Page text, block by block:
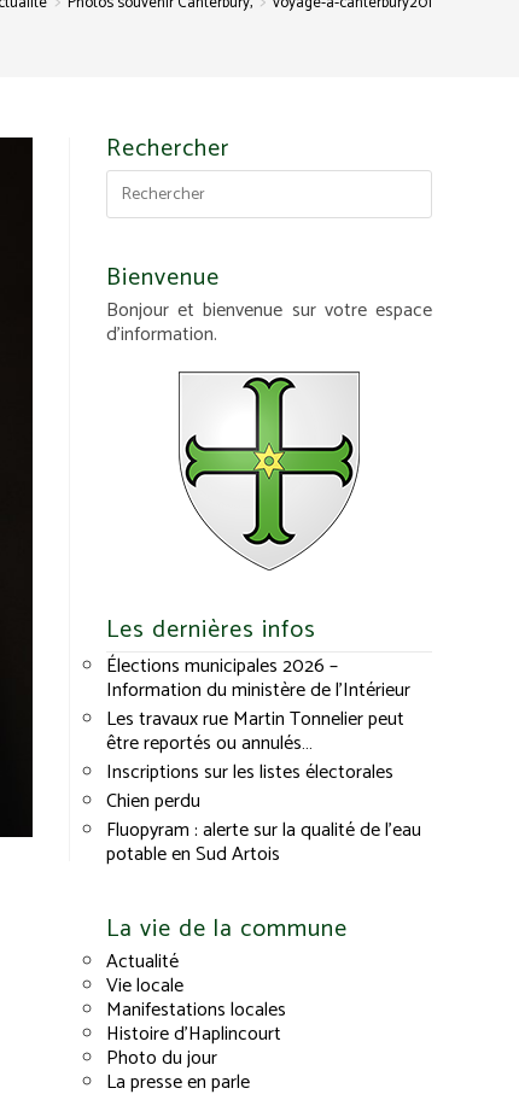
Rechercher
Bienvenue
Bonjour et bienvenue sur votre espace
d'information.
Les dernières infos
Élections municipales 2026 –
Information du ministère de l’Intérieur
Les travaux rue Martin Tonnelier peut
être reportés ou annulés…
Inscriptions sur les listes électorales
Chien perdu
Fluopyram : alerte sur la qualité de l’eau
potable en Sud Artois
La vie de la commune
Actualité
Vie locale
Manifestations locales
Histoire d’Haplincourt
Photo du jour
La presse en parle